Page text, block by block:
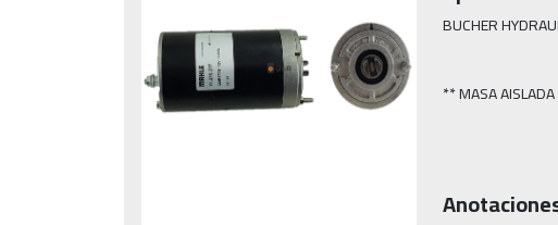
BUCHER
** MASA AISLADA